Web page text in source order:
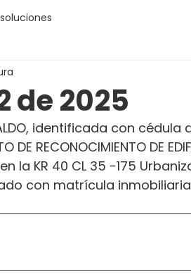
de 2025
identificada con
RECONOCIMIENTO DE
la KR 40 CL 35 -175
con matrícula